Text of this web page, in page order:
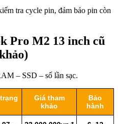
tra cycle pin, đảm bảo pin còn
Pro M2 13 inch cũ
– SSD – số lần sạc.
Giá tham
khảo
Bảo
hành